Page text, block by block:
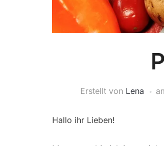
Erstellt von Lena
Hallo ihr Lieben!